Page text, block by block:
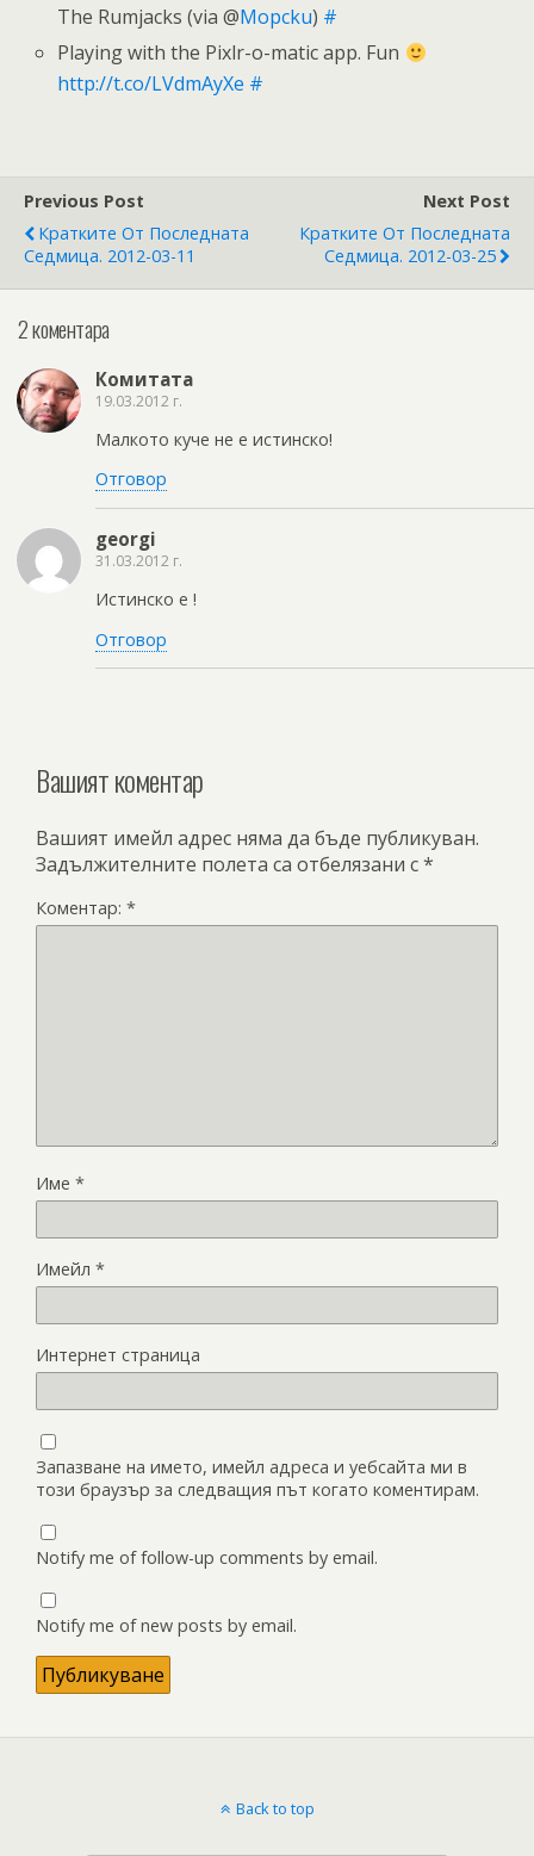
The Rumjacks (via @Mopcku) #
Playing with the Pixlr-o-matic app. Fun
http://t.co/LVdmAyXe #
Previous Post
Кратките От Последната
Седмица. 2012-03-11
Next Post
Кратките От Последната
Седмица. 2012-03-25
2 коментара
Комитата
19.03.2012 г.
Малкото куче не е истинско!
Отговор
georgi
31.03.2012 г.
Истинско е !
Отговор
Вашият коментар
Вашият имейл адрес няма да бъде публикуван.
Задължителните полета са отбелязани с*
Коментар: *
Име *
Имейл *
Интернет страница
Запазване на името, имейл адреса и уебсайта ми в
този браузър за следващия път когато коментирам.
Notify me of follow-up comments by email.
Notify me of new posts by email.
Back to top